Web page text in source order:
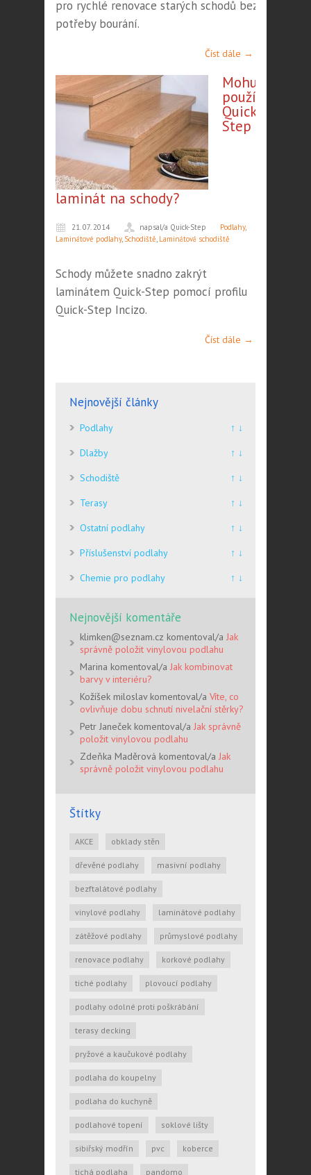
pro rychlé renovace starých schodů bez
potřeby bourání.
Číst dále →
Mohu
použít
Quick-
Step
laminát na schody?
21. 07. 2014 napsal/a Quick-Step Podlahy,
Laminátové podlahy, Schodiště, Laminátová schodiště
Schody můžete snadno zakrýt
laminátem Quick-Step pomocí profilu
Quick-Step Incizo.
Číst dále →
Nejnovější články
Podlahy
↑ ↓
Dlažby
↑ ↓
Schodiště
↑ ↓
Terasy
↑ ↓
Ostatní podlahy
↑ ↓
Příslušenství podlahy
↑ ↓
Chemie pro podlahy
↑ ↓
Nejnovější komentáře
klimken@seznam.cz komentoval/a Jak
správně položit vinylovou podlahu
Marina komentoval/a Jak kombinovat
barvy v interiéru?
Kožíšek miloslav komentoval/a Víte, co
ovlivňuje dobu schnutí nivelační stěrky?
Petr Janeček komentoval/a Jak správně
položit vinylovou podlahu
Zdeňka Maděrová komentoval/a Jak
správně položit vinylovou podlahu
Štítky
AKCE obklady stěn
dřevěné podlahy masivní podlahy
bezftalátové podlahy
vinylové podlahy laminátové podlahy
zátěžové podlahy průmyslové podlahy
renovace podlahy korkové podlahy
tiché podlahy plovoucí podlahy
podlahy odolné proti poškrábání
terasy decking
pryžové a kaučukové podlahy
podlaha do koupelny
podlaha do kuchyně
podlahové topení soklové lišty
sibiřský modřín pvc koberce
tichá podlaha pandomo